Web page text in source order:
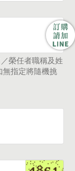
榮任者職稱及姓
指定將隨機挑